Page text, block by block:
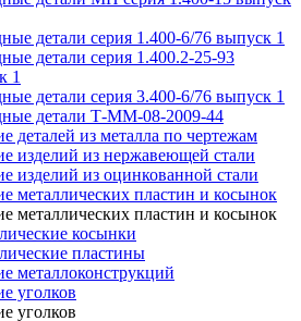
детали серия 1.400-6/76 выпуск 1
детали серия 1.400.2-25-93
1
детали серия 3.400-6/76 выпуск 1
детали Т-ММ-08-2009-44
деталей из металла по чертежам
изделий из нержавеющей стали
изделий из оцинкованной стали
металлических пластин и косынок
металлических пластин и косынок
косынки
пластины
металлоконструкций
уголков
уголков